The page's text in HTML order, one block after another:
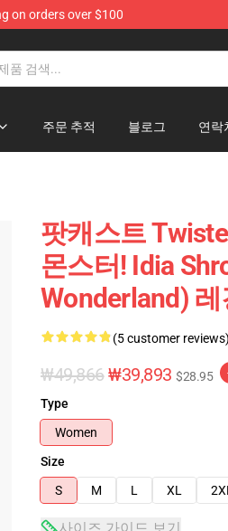
on orders over $100
주문 추적 블로그 연락
팟캐스트
몬스터! Idia
Wonderland) 레
(5 customer reviews)
₩49,866₩39,893 $28.95
Type
Women
Size
S
M L XL 2XL